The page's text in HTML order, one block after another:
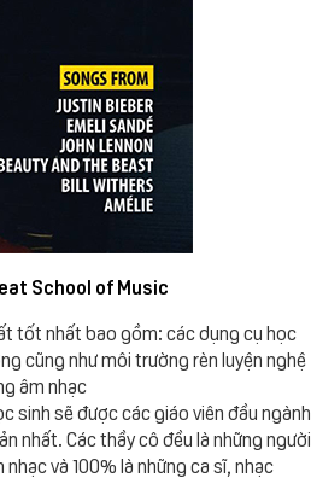
School of Music
tốt nhất bao gồm: các dụng cụ học
cũng như môi trường rèn luyện nghệ
âm nhạc
sinh sẽ được các giáo viên đầu ngành
nhất. Các thầy cô đều là những người
và 100% là những ca sĩ, nhạc